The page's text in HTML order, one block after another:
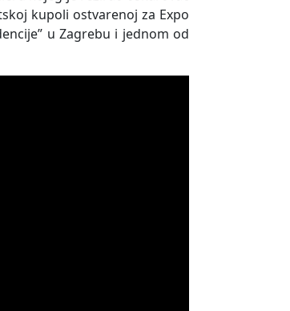
kupoli ostvarenoj za Expo
u Zagrebu i jednom od